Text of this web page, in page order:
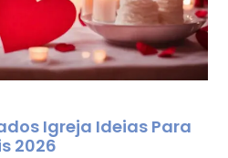
Igreja Ideias Para
2026